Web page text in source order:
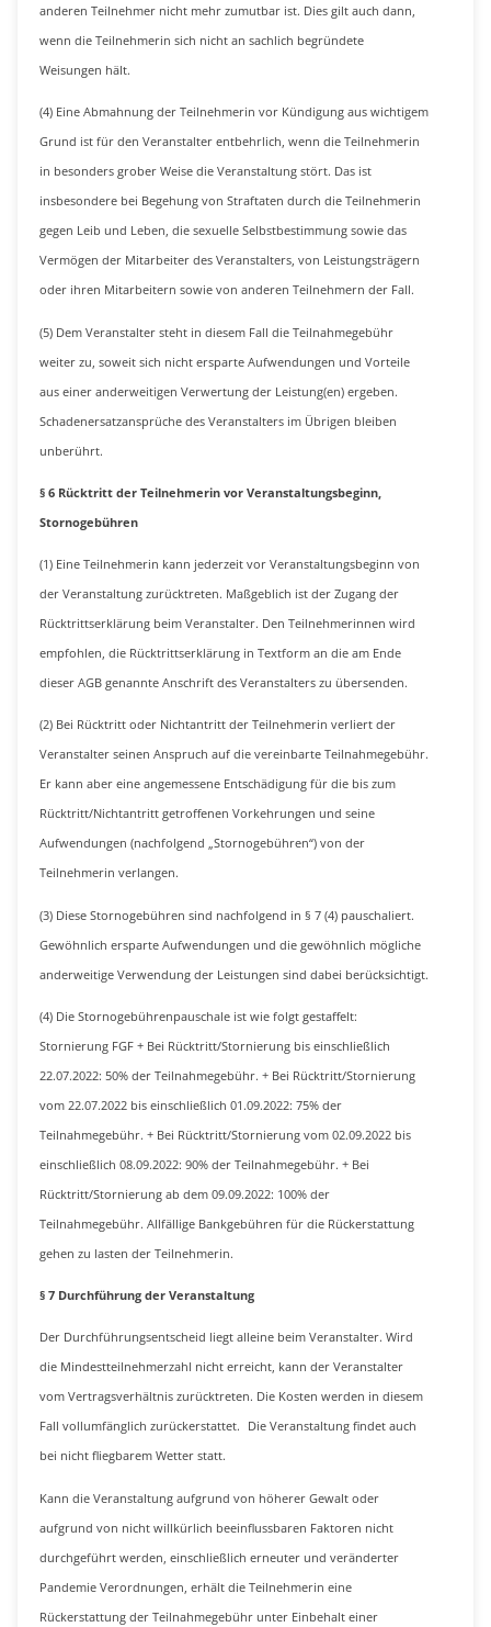
anderen Teilnehmer nicht mehr zumutbar ist. Dies gilt auch dann,
wenn die Teilnehmerin sich nicht an sachlich begründete
Weisungen hält.
(4) Eine Abmahnung der Teilnehmerin vor Kündigung aus wichtigem
Grund ist für den Veranstalter entbehrlich, wenn die Teilnehmerin
in besonders grober Weise die Veranstaltung stört. Das ist
insbesondere bei Begehung von Straftaten durch die Teilnehmerin
gegen Leib und Leben, die sexuelle Selbstbestimmung sowie das
Vermögen der Mitarbeiter des Veranstalters, von Leistungsträgern
oder ihren Mitarbeitern sowie von anderen Teilnehmern der Fall.
(5) Dem Veranstalter steht in diesem Fall die Teilnahmegebühr
weiter zu, soweit sich nicht ersparte Aufwendungen und Vorteile
aus einer anderweitigen Verwertung der Leistung(en) ergeben.
Schadenersatzansprüche des Veranstalters im Übrigen bleiben
unberührt.
§ 6 Rücktritt der Teilnehmerin vor Veranstaltungsbeginn,
Stornogebühren
(1) Eine Teilnehmerin kann jederzeit vor Veranstaltungsbeginn von
der Veranstaltung zurücktreten. Maßgeblich ist der Zugang der
Rücktrittserklärung beim Veranstalter. Den Teilnehmerinnen wird
empfohlen, die Rücktrittserklärung in Textform an die am Ende
dieser AGB genannte Anschrift des Veranstalters zu übersenden.
(2) Bei Rücktritt oder Nichtantritt der Teilnehmerin verliert der
Veranstalter seinen Anspruch auf die vereinbarte Teilnahmegebühr.
Er kann aber eine angemessene Entschädigung für die bis zum
Rücktritt/Nichtantritt getroffenen Vorkehrungen und seine
Aufwendungen (nachfolgend „Stornogebühren“) von der
Teilnehmerin verlangen.
(3) Diese Stornogebühren sind nachfolgend in § 7 (4) pauschaliert.
Gewöhnlich ersparte Aufwendungen und die gewöhnlich mögliche
anderweitige Verwendung der Leistungen sind dabei berücksichtigt.
(4) Die Stornogebührenpauschale ist wie folgt gestaffelt:
Stornierung FGF + Bei Rücktritt/Stornierung bis einschließlich
22.07.2022: 50% der Teilnahmegebühr. + Bei Rücktritt/Stornierung
vom 22.07.2022 bis einschließlich 01.09.2022: 75% der
Teilnahmegebühr. + Bei Rücktritt/Stornierung vom 02.09.2022 bis
einschließlich 08.09.2022: 90% der Teilnahmegebühr. + Bei
Rücktritt/Stornierung ab dem 09.09.2022: 100% der
Teilnahmegebühr. Allfällige Bankgebühren für die Rückerstattung
gehen zu lasten der Teilnehmerin.
§ 7 Durchführung der Veranstaltung
Der Durchführungsentscheid liegt alleine beim Veranstalter. Wird
die Mindestteilnehmerzahl nicht erreicht, kann der Veranstalter
vom Vertragsverhältnis zurücktreten. Die Kosten werden in diesem
Fall vollumfänglich zurückerstattet. Die Veranstaltung findet auch
bei nicht fliegbarem Wetter statt.
Kann die Veranstaltung aufgrund von höherer Gewalt oder
aufgrund von nicht willkürlich beeinflussbaren Faktoren nicht
durchgeführt werden, einschließlich erneuter und veränderter
Pandemie Verordnungen, erhält die Teilnehmerin eine
Rückerstattung der Teilnahmegebühr unter Einbehalt einer